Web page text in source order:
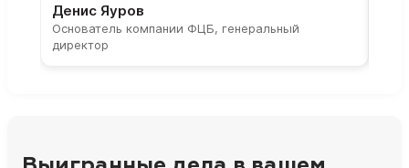
Денис Яуров
Основатель компании ФЦБ, генеральный
директор